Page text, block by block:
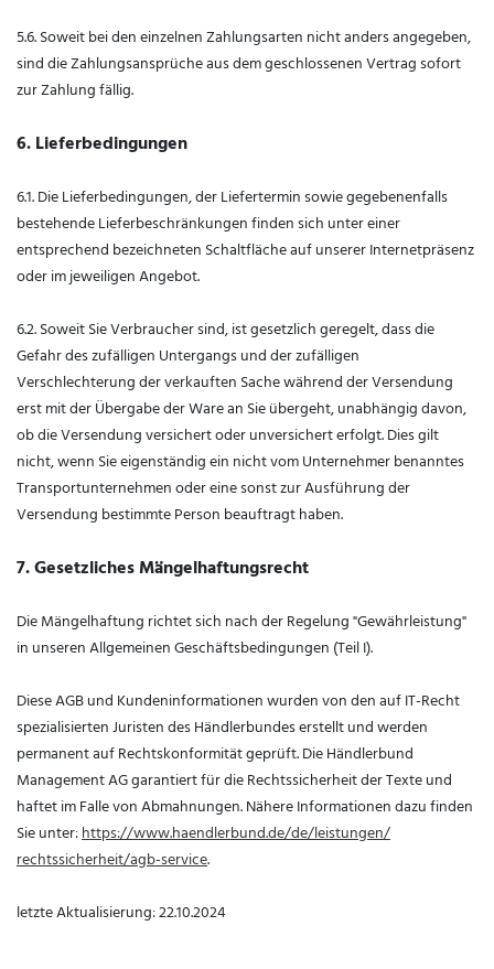
5.6. Soweit bei den einzelnen Zahlungsarten nicht anders angegeben,
sind die Zahlungsansprüche aus dem geschlossenen Vertrag sofort
zur Zahlung fällig.
6. Lieferbedingungen
6.1. Die Lieferbedingungen, der Liefertermin sowie gegebenenfalls
bestehende Lieferbeschränkungen finden sich unter einer
entsprechend bezeichneten Schaltfläche auf unserer Internetpräsenz
oder im jeweiligen Angebot.
6.2. Soweit Sie Verbraucher sind, ist gesetzlich geregelt, dass die
Gefahr des zufälligen Untergangs und der zufälligen
Verschlechterung der verkauften Sache während der Versendung
erst mit der Übergabe der Ware an Sie übergeht, unabhängig davon,
ob die Versendung versichert oder unversichert erfolgt. Dies gilt
nicht, wenn Sie eigenständig ein nicht vom Unternehmer benanntes
Transportunternehmen oder eine sonst zur Ausführung der
Versendung bestimmte Person beauftragt haben.
7. Gesetzliches Mängelhaftungsrecht
Die Mängelhaftung richtet sich nach der Regelung "Gewährleistung"
in unseren Allgemeinen Geschäftsbedingungen (Teil I).
Diese AGB und Kundeninformationen wurden von den auf IT-Recht
spezialisierten Juristen des Händlerbundes erstellt und werden
permanent auf Rechtskonformität geprüft. Die Händlerbund
Management AG garantiert für die Rechtssicherheit der Texte und
haftet im Falle von Abmahnungen. Nähere Informationen dazu finden
Sie unter:https://www.haendlerbund.de/de/leistungen/
rechtssicherheit/agb-service.
letzte Aktualisierung:22.10.2024